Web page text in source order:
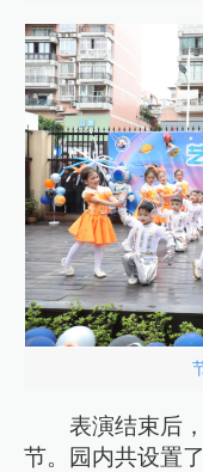
表演结束后
节。园内共设置